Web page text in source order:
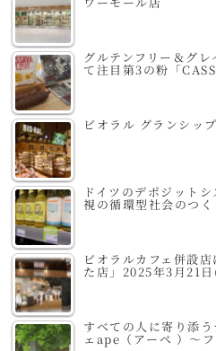
グルテンフリー＆グ
て注目第3の粉「
ビオラル グランシッ
ドイツのデポジット
視の循環型社会のつく
ビオラルカフェ併設
た店」2025年3月21
すべての人に寄り添
ェape（アーペ ）～